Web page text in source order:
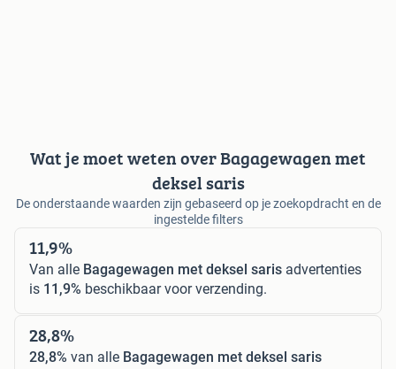
Wat je moet weten over Bagagewagen met
deksel saris
De onderstaande waarden zijn gebaseerd op je zoekopdracht en de
ingestelde filters
11,9%
Van alle Bagagewagen met deksel saris advertenties
is 11,9% beschikbaar voor verzending.
28,8%
28,8% van alle Bagagewagen met deksel saris